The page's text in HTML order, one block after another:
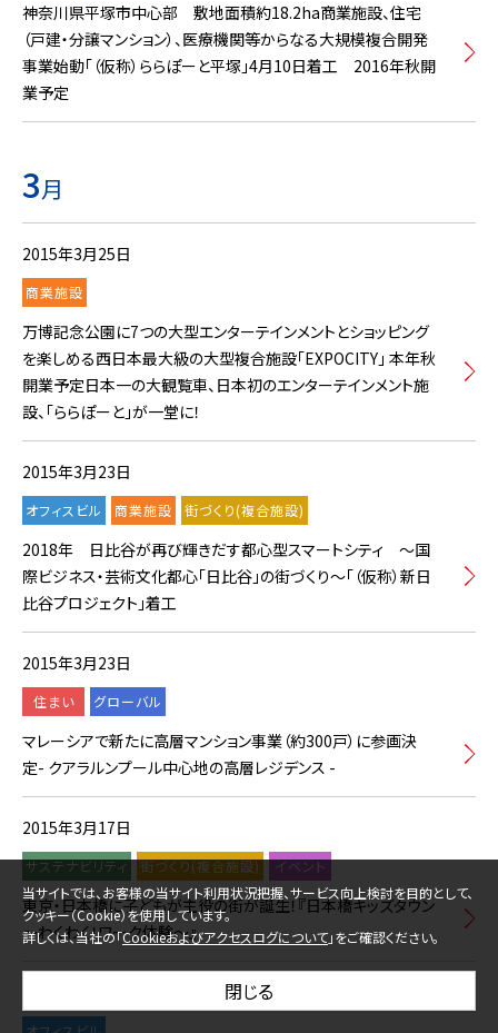
神奈川県平塚市中心部 敷地面積約18.2ha商業施設、住宅
（戸建・分譲マンション）、医療機関等からなる大規模複合開発
事業始動「（仮称）ららぽーと平塚」4月10日着工 2016年秋開
業予定
3月
2015年3月25日
商業施設
万博記念公園に7つの大型エンターテインメントとショッピング
を楽しめる西日本最大級の大型複合施設「EXPOCITY」 本年秋
開業予定日本一の大観覧車、日本初のエンターテインメント施
設、「ららぽーと」が一堂に！
2015年3月23日
オフィスビル 商業施設 街づくり(複合施設)
2018年 日比谷が再び輝きだす都心型スマートシティ ～国
際ビジネス・芸術文化都心「日比谷」の街づくり～「（仮称）新日
比谷プロジェクト」着工
2015年3月23日
住まい グローバル
マレーシアで新たに高層マンション事業（約300戸）に参画決
定- クアラルンプール中心地の高層レジデンス -
2015年3月17日
サステナビリティ 街づくり(複合施設) イベント
東京・日本橋に子どもが主役の街が誕生！『日本橋キッズタウン
～わくわく！ワーク体験～』
当サイトでは、お客様の当サイト利用状況把握、サービス向上検討を目的として、
クッキー（Cookie）を使用しています。
詳しくは、当社の「Cookieおよびアクセスログについて」をご確認ください。
閉じる